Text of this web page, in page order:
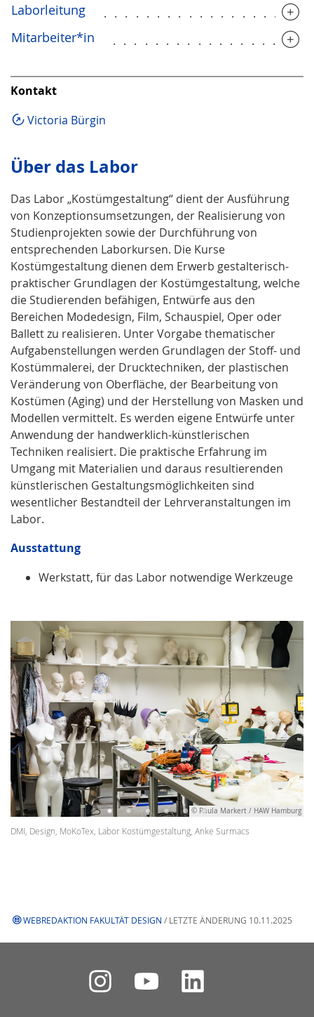
Laborleitung
Mitarbeiter*in
Kontakt
Victoria Bürgin
Über das Labor
Das Labor „Kostümgestaltung“ dient der Ausführung
von Konzeptionsumsetzungen, der Realisierung von
Studienprojekten sowie der Durchführung von
entsprechenden Laborkursen. Die Kurse
Kostümgestaltung dienen dem Erwerb gestalterisch-
praktischer Grundlagen der Kostümgestaltung, welche
die Studierenden befähigen, Entwürfe aus den
Bereichen Modedesign, Film, Schauspiel, Oper oder
Ballett zu realisieren. Unter Vorgabe thematischer
Aufgabenstellungen werden Grundlagen der Stoff- und
Kostümmalerei, der Drucktechniken, der plastischen
Veränderung von Oberfläche, der Bearbeitung von
Kostümen (Aging) und der Herstellung von Masken und
Modellen vermittelt. Es werden eigene Entwürfe unter
Anwendung der handwerklich-künstlerischen
Techniken realisiert. Die praktische Erfahrung im
Umgang mit Materialien und daraus resultierenden
künstlerischen Gestaltungsmöglichkeiten sind
wesentlicher Bestandteil der Lehrveranstaltungen im
Labor.
Ausstattung
Werkstatt, für das Labor notwendige Werkzeuge
© Paula Markert / HAW Hamburg
DMI, Design, MoKoTex, Labor Kostümgestaltung, Anke Surmacs
WEBREDAKTION FAKULTÄT DESIGN / LETZTE ÄNDERUNG 10.11.2025